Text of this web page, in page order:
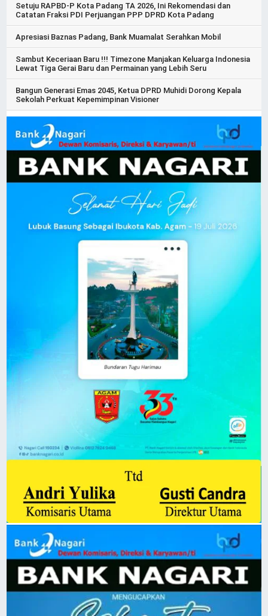
Setuju RAPBD-P Kota Padang TA 2026, Ini Rekomendasi dan
Catatan Fraksi PDI Perjuangan PPP DPRD Kota Padang
Apresiasi Baznas Padang, Bank Muamalat Serahkan Mobil
Sambut Keceriaan Baru !!! Timezone Manjakan Keluarga Indonesia
Lewat Tiga Gerai Baru dan Permainan yang Lebih Seru
Bangun Generasi Emas 2045, Ketua DPRD Muhidi Dorong Kepala
Sekolah Perkuat Kepemimpinan Visioner